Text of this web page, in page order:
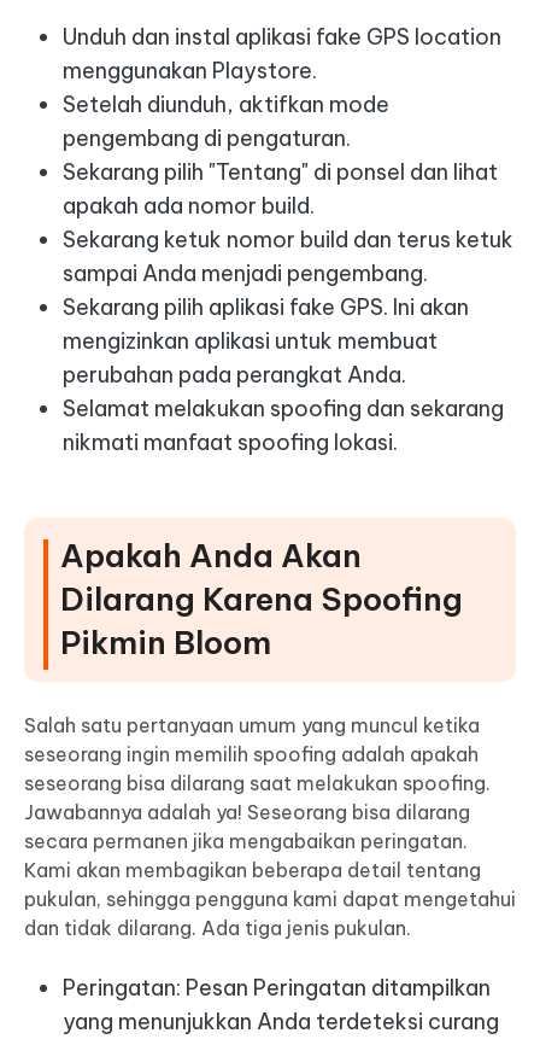
Unduh dan instal aplikasi fake GPS location
menggunakan Playstore.
Setelah diunduh, aktifkan mode
pengembang di pengaturan.
Sekarang pilih "Tentang" di ponsel dan lihat
apakah ada nomor build.
Sekarang ketuk nomor build dan terus ketuk
sampai Anda menjadi pengembang.
Sekarang pilih aplikasi fake GPS. Ini akan
mengizinkan aplikasi untuk membuat
perubahan pada perangkat Anda.
Selamat melakukan spoofing dan sekarang
nikmati manfaat spoofing lokasi.
Apakah Anda Akan
Dilarang Karena Spoofing
Pikmin Bloom
Salah satu pertanyaan umum yang muncul ketika
seseorang ingin memilih spoofing adalah apakah
seseorang bisa dilarang saat melakukan spoofing.
Jawabannya adalah ya! Seseorang bisa dilarang
secara permanen jika mengabaikan peringatan.
Kami akan membagikan beberapa detail tentang
pukulan, sehingga pengguna kami dapat mengetahui
dan tidak dilarang. Ada tiga jenis pukulan.
Peringatan: Pesan Peringatan ditampilkan
yang menunjukkan Anda terdeteksi curang